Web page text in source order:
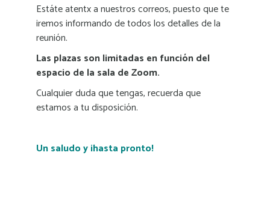
Estáte atentx a nuestros correos, puesto que te
iremos informando de todos los detalles de la
reunión.
Las plazas son limitadas en función del
espacio de la sala de Zoom.
Cualquier duda que tengas, recuerda que
estamos a tu disposición.
Un saludo y ¡hasta pronto!